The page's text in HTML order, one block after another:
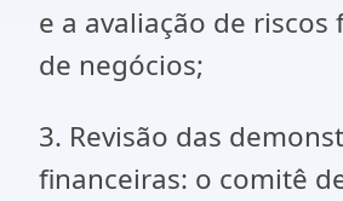
e a avaliação de riscos
de negócios;
3. Revisão das
financeiras: o comitê